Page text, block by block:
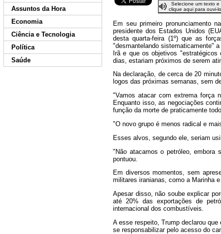
Assuntos da Hora
Economia
Ciência e Tecnologia
Política
Saúde
Selecione um texto e
clique aqui para ouvi-lo
Em seu primeiro pronunciamento
presidente dos Estados Unidos
desta quarta-feira (1º) que as
"desmantelando sistematicamente"
Irã e que os objetivos
dias, estariam próximos de serem
Na declaração, de cerca de 20
logos das próximas semanas, sem
"Vamos atacar com extrema força
Enquanto isso, as negociações
função da morte de praticamente
"O novo grupo é menos radical e
Esses alvos, segundo ele, seriam
"Não atacamos o petróleo, embora
pontuou.
Em diversos momentos, sem
militares iranianas, como a Marinha
Apesar disso, não soube explicar
até 20% das exportações de
internacional dos combustíveis.
A esse respeito, Trump declarou
se responsabilizar pelo acesso do